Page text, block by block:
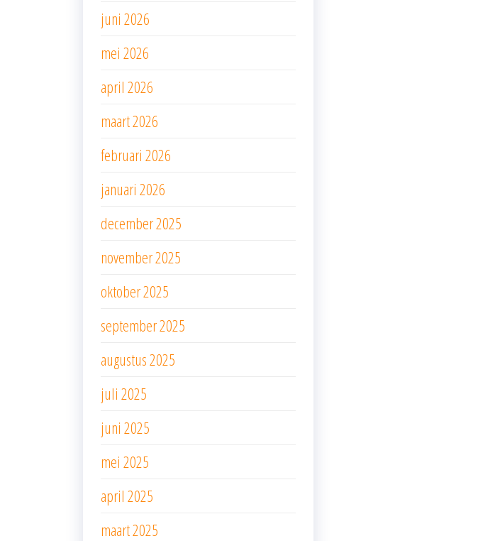
juni 2026
mei 2026
april 2026
maart 2026
februari 2026
januari 2026
december 2025
november 2025
oktober 2025
september 2025
augustus 2025
juli 2025
juni 2025
mei 2025
april 2025
maart 2025